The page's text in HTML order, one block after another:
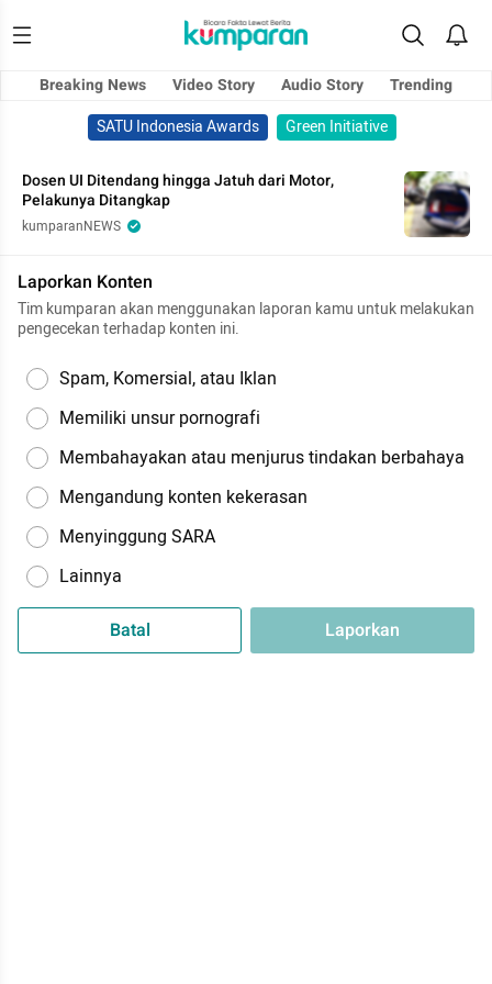
Breaking News Video Story Audio Story
Trending
SATU Indonesia Awards
Green Initiative
Dosen UI Ditendang hingga Jatuh dari Motor,
Pelakunya Ditangkap
kumparanNEWS
Laporkan Konten
Tim kumparan akan menggunakan laporan kamu untuk melakukan
pengecekan terhadap konten ini.
Spam, Komersial, atau Iklan
Memiliki unsur pornografi
Membahayakan atau menjurus tindakan berbahaya
Mengandung konten kekerasan
Menyinggung SARA
Lainnya
Batal Laporkan